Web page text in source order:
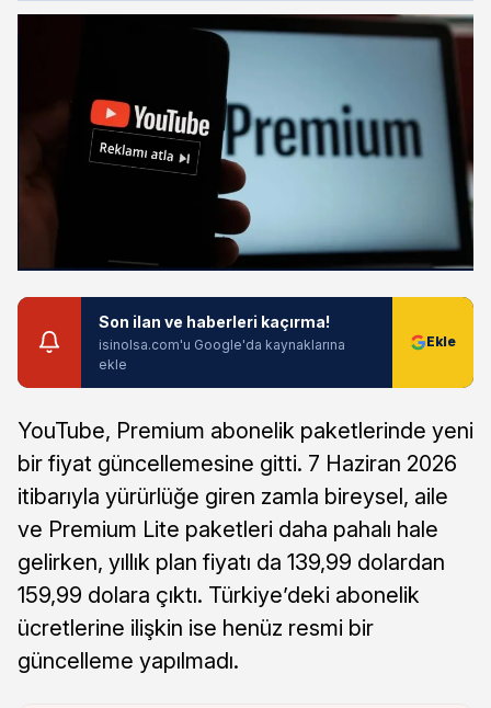
Son ilan ve haberleri kaçırma!
isinolsa.com'u Google'da kaynaklarına
ekle
YouTube, Premium abonelik paketlerinde yeni
bir fiyat güncellemesine gitti. 7 Haziran 2026
itibarıyla yürürlüğe giren zamla bireysel, aile
ve Premium Lite paketleri daha pahalı hale
gelirken, yıllık plan fiyatı da 139,99 dolardan
159,99 dolara çıktı. Türkiye’deki abonelik
ücretlerine ilişkin ise henüz resmi bir
güncelleme yapılmadı.